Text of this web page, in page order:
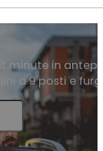
minute in
a 9 posti e